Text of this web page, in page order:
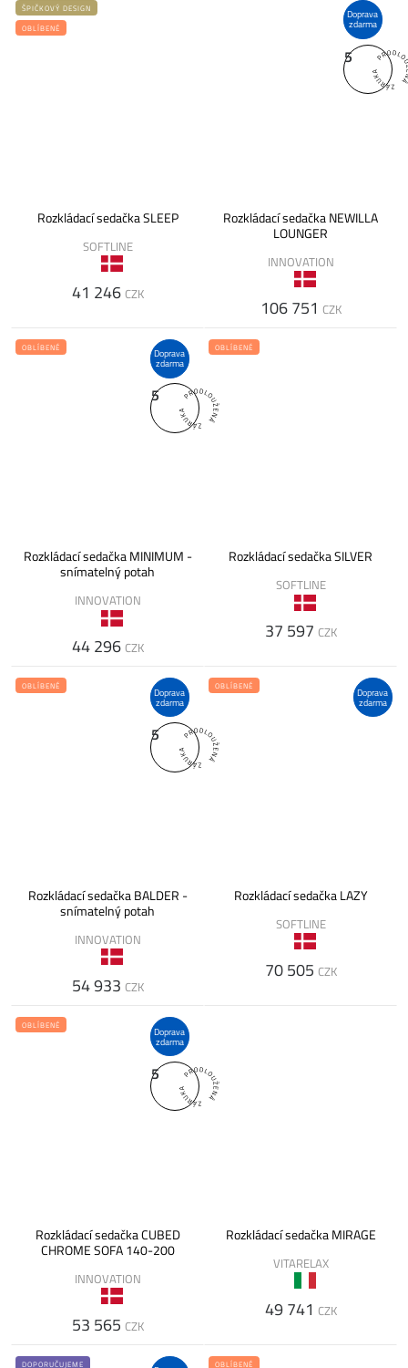
ŠPIČKOVÝ DESIGN
OBLÍBENÉ
Rozkládací sedačka SLEEP
SOFTLINE
41 246 CZK
Doprava
zdarma
5
Rozkládací sedačka NEWILLA
LOUNGER
INNOVATION
106 751 CZK
Doprava
zdarma
5
OBLÍBENÉ
Rozkládací sedačka MINIMUM -
snímatelný potah
INNOVATION
44 296 CZK
OBLÍBENÉ
Rozkládací sedačka SILVER
SOFTLINE
37 597 CZK
Doprava
zdarma
5
OBLÍBENÉ
Rozkládací sedačka BALDER -
snímatelný potah
INNOVATION
54 933 CZK
Doprava
zdarma
OBLÍBENÉ
Rozkládací sedačka LAZY
SOFTLINE
70 505 CZK
Doprava
zdarma
5
OBLÍBENÉ
Rozkládací sedačka CUBED
CHROME SOFA 140-200
INNOVATION
53 565 CZK
Rozkládací sedačka MIRAGE
VITARELAX
49 741 CZK
DOPORUČUJEME OBLÍBENÉ